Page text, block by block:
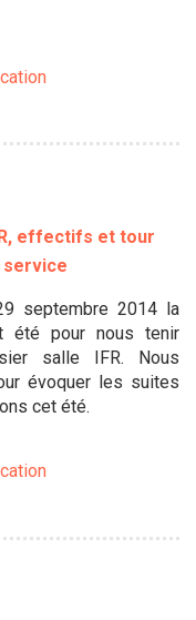
effectifs et tour
service
septembre 2014 la
été pour nous tenir
salle IFR. Nous
évoquer les suites
cet été.